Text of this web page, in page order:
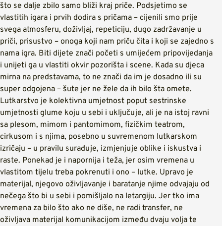
što se dalje zbilo samo bliži kraj priče. Podsjetimo se
vlastitih igara i prvih dodira s pričama – cijenili smo prije
svega atmosferu, doživljaj, repeticiju, dugo zadržavanje u
priči, prisustvo – onoga koji nam priču čita i koji se zajedno s
nama igra. Biti dijete znači početi s umijećem pripovijedanja
i unijeti ga u vlastiti okvir pozorišta i scene. Kada su djeca
mirna na predstavama, to ne znači da im je dosadno ili su
super odgojena – šute jer ne žele da ih bilo šta omete.
Lutkarstvo je kolektivna umjetnost poput sestrinske
umjetnosti glume koju u sebi i uključuje, ali je na istoj ravni
sa plesom, mimom i pantomimom, fizičkim teatrom,
cirkusom i s njima, posebno u suvremenom lutkarskom
izričaju – u pravilu surađuje, izmjenjuje oblike i iskustva i
raste. Ponekad je i napornija i teža, jer osim vremena u
vlastitom tijelu treba pokrenuti i ono – lutke. Upravo je
materijal, njegovo oživljavanje i baratanje njime odvajaju od
nečega što bi u sebi i pomišljalo na letargiju. Jer tko ima
vremena za bilo što ako ne diše, ne radi transfer, ne
oživljava materijal komunikacijom između dvaju volja te